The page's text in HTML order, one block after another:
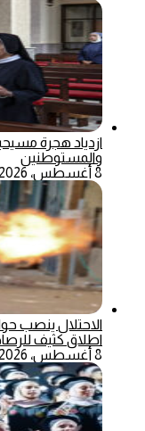
ازدياد هجرة
والمستوطنين
8 أغسطس، 2026
الاحتلال ينصب
اطلاق كثيف
8 أغسطس، 2026